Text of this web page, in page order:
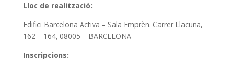
Lloc de realització:
Edifici Barcelona Activa – Sala Emprèn. Carrer Llacuna,
162 – 164, 08005 – BARCELONA
Inscripcions: